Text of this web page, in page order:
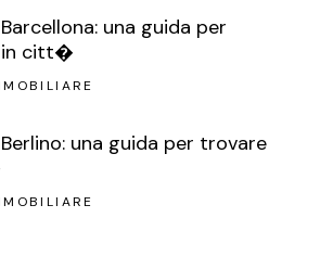
una guida per
in citt�
una guida per trovare